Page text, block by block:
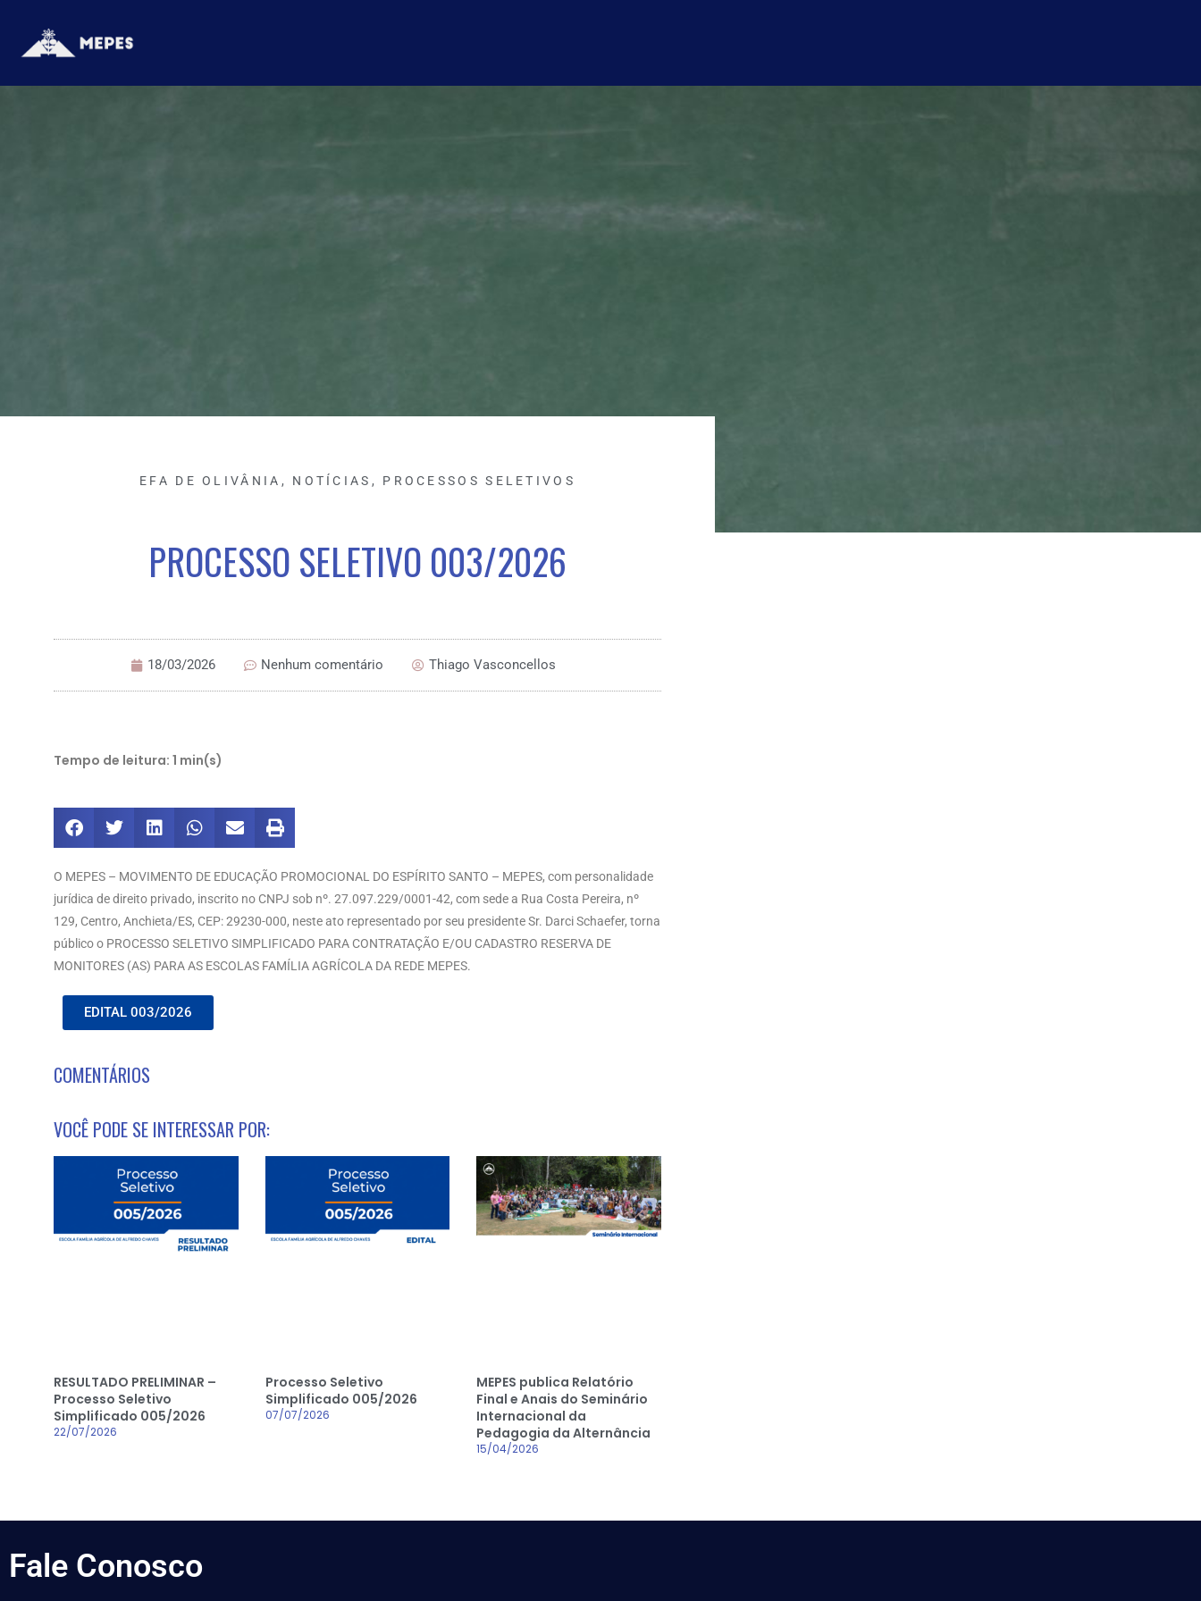
EFA DE OLIVÂNIA , NOTÍCIAS , PROCESSOS SELETIVOS
PROCESSO SELETIVO 003/2026
18/03/2026 Nenhum comentário Thiago Vasconcellos
O MEPES – MOVIMENTO DE EDUCAÇÃO PROMOCIONAL DO ESPÍRITO SANTO – MEPES, com personalidade
jurídica de direito privado, inscrito no CNPJ sob nº. 27.097.229/0001-42, com sede a Rua Costa Pereira, nº
129, Centro, Anchieta/ES, CEP: 29230-000, neste ato representado por seu presidente Sr. Darci Schaefer, torna
público o PROCESSO SELETIVO SIMPLIFICADO PARA CONTRATAÇÃO E/OU CADASTRO RESERVA DE
MONITORES (AS) PARA AS ESCOLAS FAMÍLIA AGRÍCOLA DA REDE MEPES.
EDITAL 003/2026
COMENTÁRIOS
VOCÊ PODE SE INTERESSAR POR:
RESULTADO PRELIMINAR –
Processo Seletivo
Simplificado 005/2026
22/07/2026
Processo Seletivo
Simplificado 005/2026
07/07/2026
MEPES publica Relatório
Final e Anais do Seminário
Internacional da
Pedagogia da Alternância
15/04/2026
Fale Conosco